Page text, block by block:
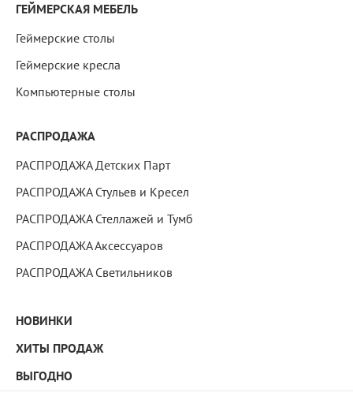
ГЕЙМЕРСКАЯ МЕБЕЛЬ
Геймерские столы
Геймерские кресла
Компьютерные столы
РАСПРОДАЖА
РАСПРОДАЖА Детских Парт
РАСПРОДАЖА Стульев и Кресел
РАСПРОДАЖА Стеллажей и Тумб
РАСПРОДАЖА Аксессуаров
РАСПРОДАЖА Светильников
НОВИНКИ
ХИТЫ ПРОДАЖ
ВЫГОДНО